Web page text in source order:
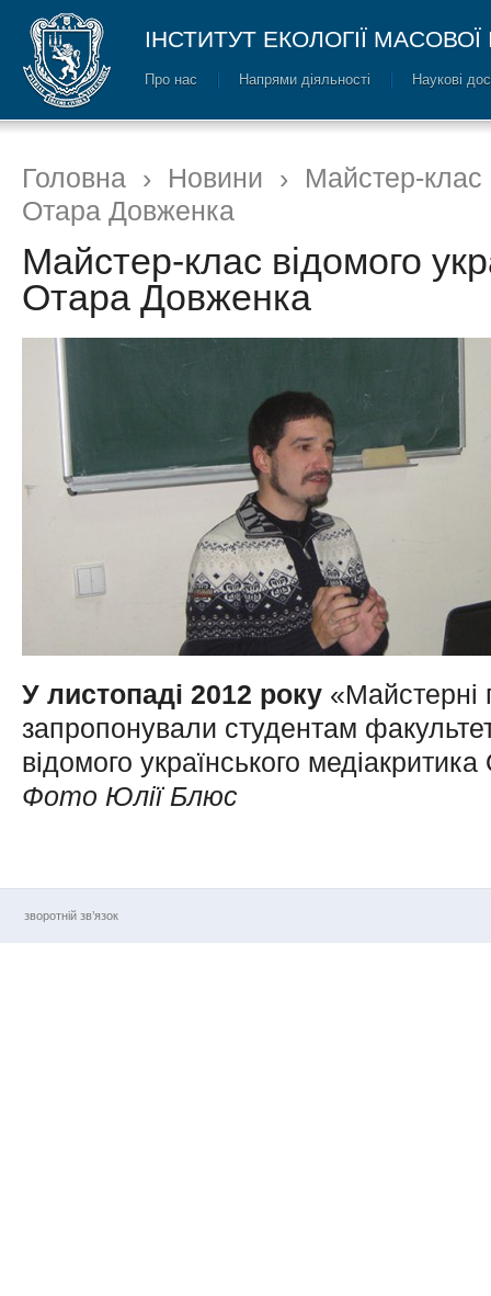
ІНСТИТУТ ЕКОЛОГІЇ МАСОВОЇ
Про нас Напрями діяльності Наукові
Головна › Новини ›
Майстер-клас
Отара Довженка
Майстер-клас відомого
Отара Довженка
У листопаді 2012 року «Майстерні
запропонували студентам
відомого українського
Фото Юлії Блюс
зворотній зв’язок